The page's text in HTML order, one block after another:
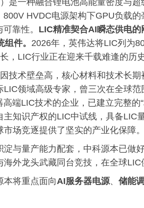
是一种融合锂电池高能量密度与
800V HVDC电源架构下GPU负载
靠性。 LIC精准契合AI瞬态供电
件。 2026年，英伟达将LIC列为
，LIC行业正在迎来千载难逢的历
技术壁垒高，核心材料和技术长
LIC领域高级专家，曾三次在全球
端LIC技术的企业，已建立完整
主知识产权的LIC中试线，具备
市场竞逐提供了坚实的产业化保障
淀与量产能力配套，中科源本已做
海外龙头武藏同台竞技，在全球
本将重点面向AI服务器电源、 储能